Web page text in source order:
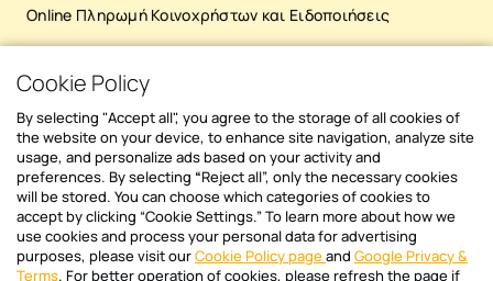
ενημερώνεται σε πραγματικό χρόνο για την
κοινές δαπάνες της πολυκατοικίας. Αυτό
ενισχύει την εμπιστοσύνη, περιορίζει τις
εντάσεις και κάνει την επικοινωνία πιο
ξεκάθαρη και αποτελεσματική για όλους.
Ασφάλεια δεδομένων Σε μια εποχή όπου τα
προσωπικά δεδομένα είναι πολύτιμα, η
αυτοματοποιημένη διαχείριση διασφαλίζει
ότι η πληροφορία παραμένει ασφαλής.
με
σε
Online Πληρωμή Κοινοχρήστων και Ειδοποιήσεις
ΚΑΤΕΒΑΣΕ ΤΟ MOBILE APP
Newsletter sign in
Διάβασε πρώτος όλα τα νέα άρθρα και
Cookie Policy
By selecting "Accept all", you agree to the storage of all cookies of
the website on your device, to enhance site navigation, analyze site
usage, and personalize ads based on your activity and
preferences. By selecting “Reject all”, only the necessary cookies
will be stored. You can choose which categories of cookies to
accept by clicking “Cookie Settings.” To learn more about how we
use cookies and process your personal data for advertising
purposes, please visit ourCookie Policy pageand Google Privacy &
Terms. For better operation of cookies, please refresh the page if